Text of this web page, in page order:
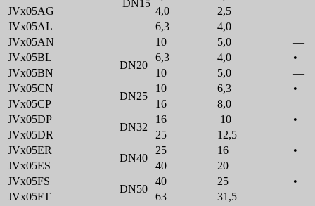
DN15
JVx05AG
4,0
2,5
JVx05AL
6,3
4,0
JVx05AN
10 5,0
—
JVx05BL
DN20
6,3 4,0
•
JVx05BN
10 5,0
—
JVx05CN
DN25
10 6,3
•
JVx05CP
16 8,0
—
JVx05DP
DN32
16 10
•
JVx05DR
25 12,5
—
JVx05ER
DN40
25 16
•
JVx05ES
40 20
—
JVx05FS
DN50
40 25
•
JVx05FT
63 31,5 —